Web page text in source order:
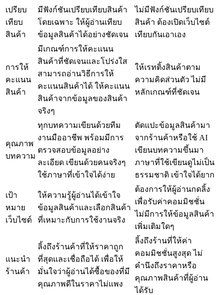
เปรียบ
เทียบ
สินค้า
มีฟังก์ชันเปรียบเทียบสินค้า
โดยเฉพาะ ให้ผู้อ่านเทียบ
ข้อมูลสินค้าได้อย่างชัดเจน
ไม่มีฟังก์ชันเปรียบเทียบ
สินค้า ต้องเปิดเว็บไซต์
เทียบกันเอาเอง
การให้
คะแนน
สินค้า
มีเกณฑ์การให้คะแนน
สินค้าที่ชัดเจนและโปร่งใส
สามารถอ่านวิธีการให้
คะแนนสินค้าได้ ให้คะแนน
สินค้าจากข้อมูลของสินค้า
จริงๆ
ให้เรทติ้งสินค้าตาม
ความคิดส่วนตัว ไม่มี
หลักเกณฑ์ที่ชัดเจน
คุณภาพ
บทความ
ทุกบทความเขียนด้วยทีม
งานมืออาชีพ พร้อมมีการ
ตรวจสอบข้อมูลอย่าง
ละเอียด เขียนด้วยคนจริงๆ
ใช้ภาษาที่เข้าใจได้ง่าย
ตัดแปะข้อมูลสินค้ามา
จากร้านค้าหรือใช้ AI
เขียนบทความขึ้นมา
ภาษาที่ใช้เขียนดูไม่เป็น
ธรรมชาติ เข้าใจได้ยาก
เป้า
หมาย
เว็บไซต์
ให้ความรู้ผู้อ่านได้เข้าใจ
ข้อมูลสินค้าและเลือกสินค้า
ที่เหมาะกับการใช้งานจริง
ต้องการให้ผู้อ่านกดลิ้ง
เพื่อรับค่าคอมมิชชั่น
ไม่มีการให้ข้อมูลสินค้า
เพิ่มเติมใดๆ
แนะนำ
ร้านค้า
ลิ้งถึงร้านค้าที่ให้ราคาถูก
ที่สุดและเชื่อถือได้ เพื่อให้
มั่นใจว่าผู้อ่านได้ซื้อของที่มี
คุณภาพดีในราคาไม่แพง
ลิ้งถึงร้านที่ให้ค่า
คอมมิชชั่นสูงสุด ไม่
คำนึงถึงราคาหรือ
คุณภาพสินค้าที่ผู้อ่าน
ได้รับ